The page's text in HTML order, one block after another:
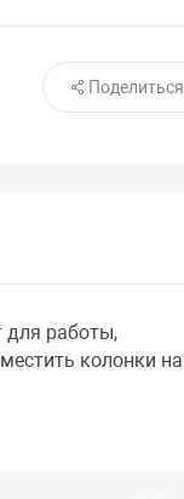
Поделиться
для работы,
колонки на